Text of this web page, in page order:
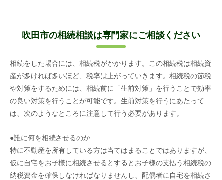
吹田市の相続相談は専門家にご相談ください
相続をした場合には、相続税がかかります。この相続税は相続資
産が多ければ多いほど、税率は上がっていきます。相続税の節税
や対策をするためには、相続前に「生前対策」を行うことで効率
の良い対策を行うことが可能です。生前対策を行うにあたって
は、次のようなところに注意して行う必要があります。
●誰に何を相続させるのか
特に不動産を所有している方は当てはまることではありますが、
仮に自宅をお子様に相続させるとするとお子様の支払う相続税の
納税資金を確保しなければなりませんし、配偶者に自宅を相続さ